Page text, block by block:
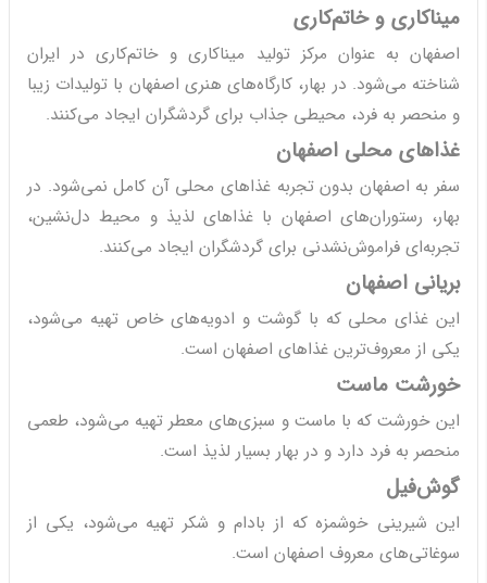
میناکاری و خاتم‌کاری
اصفهان به عنوان مرکز تولید میناکاری و خاتم‌کاری در ایران
شناخته می‌شود. در بهار، کارگاه‌های هنری اصفهان با تولیدات زیبا
و منحصر به فرد، محیطی جذاب برای گردشگران ایجاد می‌کنند.
غذاهای محلی اصفهان
سفر به اصفهان بدون تجربه غذاهای محلی آن کامل نمی‌شود. در
بهار، رستوران‌های اصفهان با غذاهای لذیذ و محیط دل‌نشین،
تجربه‌ای فراموش‌نشدنی برای گردشگران ایجاد می‌کنند.
بریانی اصفهان
این غذای محلی که با گوشت و ادویه‌های خاص تهیه می‌شود،
یکی از معروف‌ترین غذاهای اصفهان است.
خورشت ماست
این خورشت که با ماست و سبزی‌های معطر تهیه می‌شود، طعمی
منحصر به فرد دارد و در بهار بسیار لذیذ است.
گوش‌فیل
این شیرینی خوشمزه که از بادام و شکر تهیه می‌شود، یکی از
سوغاتی‌های معروف اصفهان است.